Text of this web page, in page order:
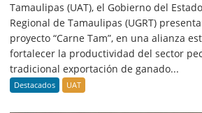
Tamaulipas (UAT), el Gobierno del
Regional de Tamaulipas (UGRT)
proyecto “Carne Tam”, en una alianza
fortalecer la productividad del sector
tradicional exportación de ganado...
Destacados UAT